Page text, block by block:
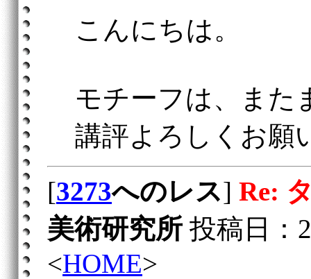
こんにちは。
モチーフは、また
講評よろしくお願
[3273へのレス] Re:
美術研究所 投稿日：
<HOME>